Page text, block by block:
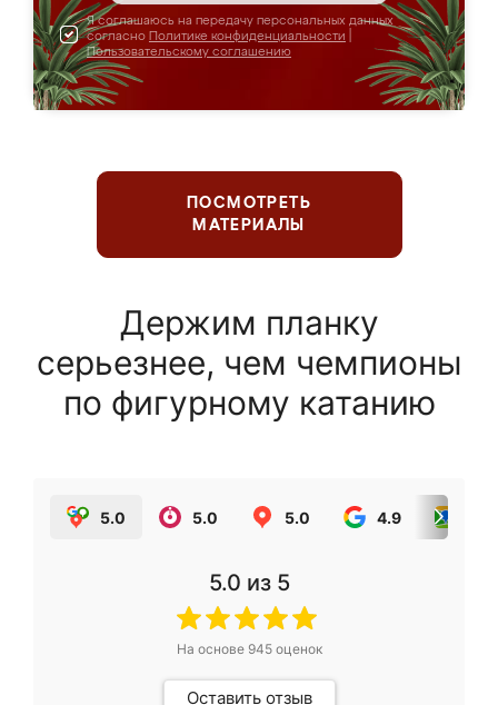
Я соглашаюсь на передачу персональных данных
согласно Политике конфиденциальности
Пользовательскому соглашению
ПОСМОТРЕТЬ
МАТЕРИАЛЫ
Держим планку
серьезнее, чем чемпионы
по фигурному катанию
5.0 5.0 5.0 4.9
5.0 из 5
На основе 945оценок
Оставить отзыв